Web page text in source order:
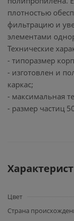
плотностью
фильтрацию и
элементами
Технические
- типоразмер
- изготовлен и
каркас;
- максимальная
- размер частиц
Цвет
Страна